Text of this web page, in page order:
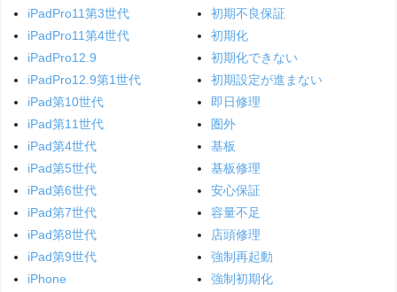
iPadPro11第3世代
iPadPro11第4世代
iPadPro12.9
iPadPro12.9第1世代
iPad第10世代
iPad第11世代
iPad第4世代
iPad第5世代
iPad第6世代
iPad第7世代
iPad第8世代
iPad第9世代
iPhone
初期不良保証
初期化
初期化できない
初期設定が進まない
即日修理
圏外
基板
基板修理
安心保証
容量不足
店頭修理
強制再起動
強制初期化